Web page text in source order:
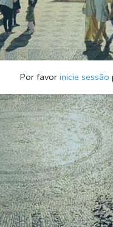
Por favor inicie sessão